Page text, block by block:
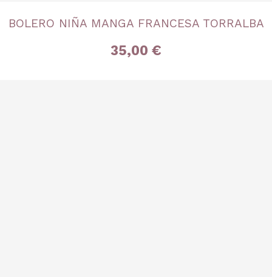
2 años 4 años 6 años
BOLERO NIÑA MANGA FRANCESA TORRALBA
35,00 €